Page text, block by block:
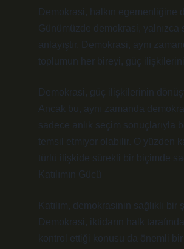
Demokrasi, halkın egemenliğine
Günümüzde demokrasi, yalnızca
anlayıştır. Demokrasi, aynı
toplumun her bireyi, güç
Demokrasi, güç ilişkilerinin
Ancak bu, aynı zamanda
sadece anlık seçim sonuçlarıyla
temsil etmiyor olabilir. O yüzden
türlü ilişkide sürekli bir biçimde
Katılımın Gücü
Katılım, demokrasinin sağlıklı
Demokrasi, iktidarın halk
kontrol ettiği konusu da önemli